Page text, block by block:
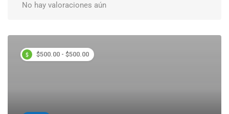
No hay valoraciones aún
$500.00 - $500.00